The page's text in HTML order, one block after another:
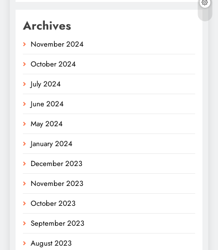
Archives
November 2024
October 2024
July 2024
June 2024
May 2024
January 2024
December 2023
November 2023
October 2023
September 2023
August 2023